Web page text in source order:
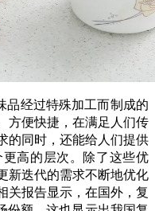
品经过特殊加工而制成的
方便快捷，在满足人们传
的同时，还能给人们提供
高的层次。除了这些优
新迭代的需求不断地优化
关报告显示，在国外，复